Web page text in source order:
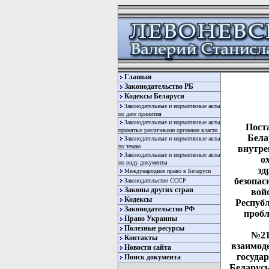
Главная
Законодательство РБ
Кодексы Беларуси
Законодательные и нормативные акты
по дате принятия
Законодательные и нормативные акты
принятые различными органами власти
Законодательные и нормативные акты
по темам
Законодательные и нормативные акты
по виду документы
Международное право в Беларуси
Законодательство СССР
Законы других стран
Кодексы
Законодательство РФ
Право Украины
Полезные ресурсы
Контакты
Новости сайта
Поиск документа